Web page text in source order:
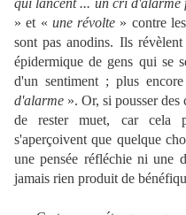
qui lancent ... un cri d'alarme
» et « une révolte » contre
sont pas anodins. Ils
épidermique de gens qui se
d'un sentiment ; plus
d'alarme ». Or, si pousser
de rester muet, car cela
s'aperçoivent que quelque
une pensée réfléchie ni une
jamais rien produit de